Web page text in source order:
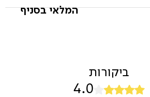
המלאי בסניף
ביקורות
דירוג של 4 מתוך 5 כוכבים. 4.0